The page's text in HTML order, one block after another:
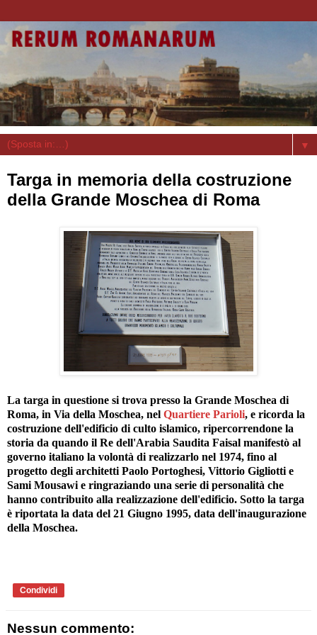
▼
Targa in memoria della costruzione
della Grande Moschea di Roma
La targa in questione si trova presso la Grande Moschea di
Roma, in Via della Moschea, nel Quartiere Parioli, e ricorda la
costruzione dell'edificio di culto islamico, ripercorrendone la
storia da quando il Re dell'Arabia Saudita Faisal manifestò al
governo italiano la volontà di realizzarlo nel 1974, fino al
progetto degli architetti Paolo Portoghesi, Vittorio Gigliotti e
Sami Mousawi e ringraziando una serie di personalità che
hanno contribuito alla realizzazione dell'edificio. Sotto la targa
è riportata la data del 21 Giugno 1995, data dell'inaugurazione
della Moschea.
Condividi
Nessun commento: